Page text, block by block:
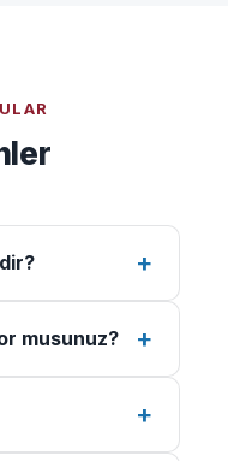
musunuz?